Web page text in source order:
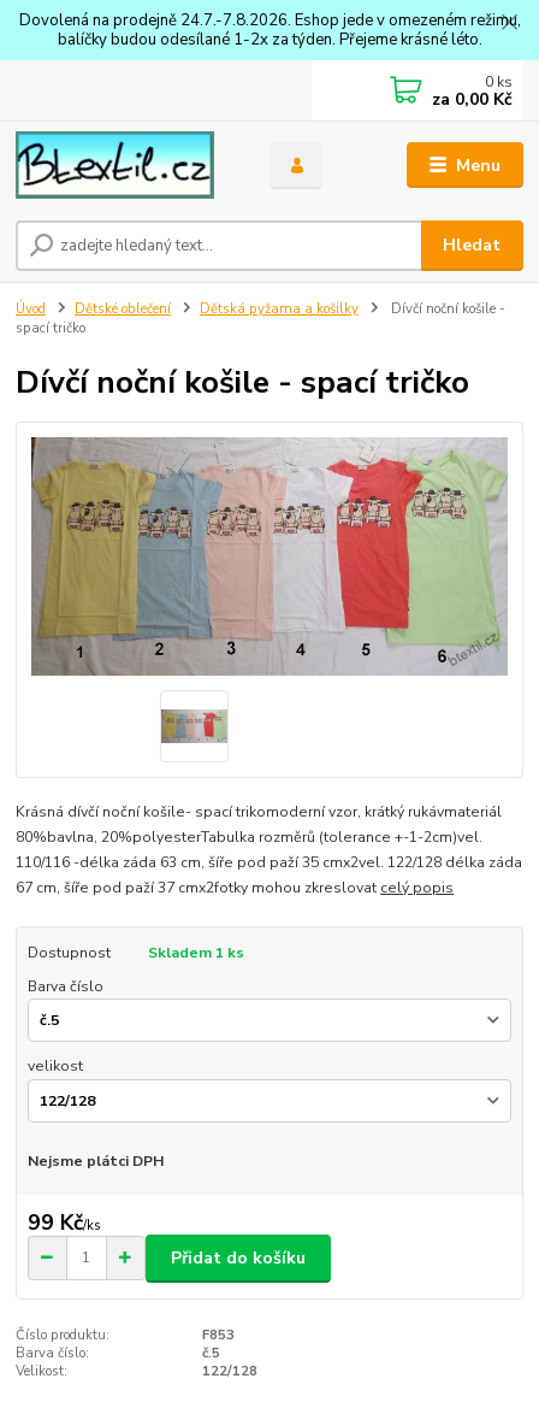
Dovolená na prodejně 24.7.-7.8.2026. Eshop jede v omezeném režimu,
balíčky budou odesílané 1-2x za týden. Přejeme krásné léto.
Menu
Hledat
0 ks
za 0,00 Kč
Úvod Dětské oblečení Dětská pyžama a košilky
Dívčí noční košile -
spací tričko
Dívčí noční košile - spací tričko
Krásná dívčí noční košile- spací trikomoderní vzor, krátký rukávmateriál
80%bavlna, 20%polyesterTabulka rozměrů (tolerance +-1-2cm)vel.
110/116 -délka záda 63 cm, šíře pod paží 35 cmx2vel. 122/128 délka záda
67 cm, šíře pod paží 37 cmx2fotky mohou zkreslovat celý popis
Dostupnost
Skladem 1 ks
Barva číslo
velikost
Nejsme plátci DPH
99 Kč/ks
Přidat do košíku
Číslo produktu:
F853
Barva číslo:
č.5
Velikost:
122/128